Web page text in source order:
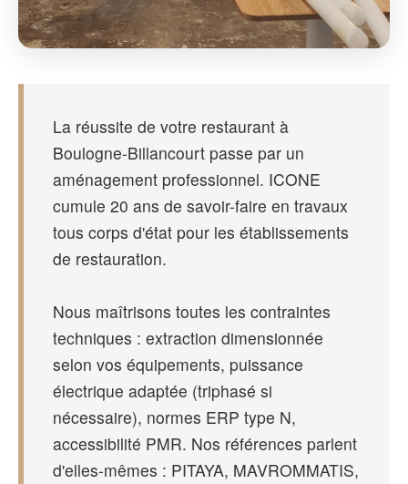
La réussite de votre restaurant à
Boulogne-Billancourt passe par un
aménagement professionnel. ICONE
cumule 20 ans de savoir-faire en travaux
tous corps d'état pour les établissements
de restauration.
Nous maîtrisons toutes les contraintes
techniques : extraction dimensionnée
selon vos équipements, puissance
électrique adaptée (triphasé si
nécessaire), normes ERP type N,
accessibilité PMR. Nos références parlent
d'elles-mêmes : PITAYA, MAVROMMATIS,